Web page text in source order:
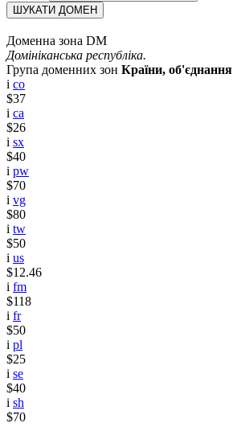
ШУКАТИ ДОМЕН
Доменна зона DM
Домініканська республіка.
Група доменних зон Країни, об'єднання
i co
$37
i ca
$26
i sx
$40
i pw
$70
i vg
$80
i tw
$50
i us
$12.46
i fm
$118
i fr
$50
i pl
$25
i se
$40
i sh
$70